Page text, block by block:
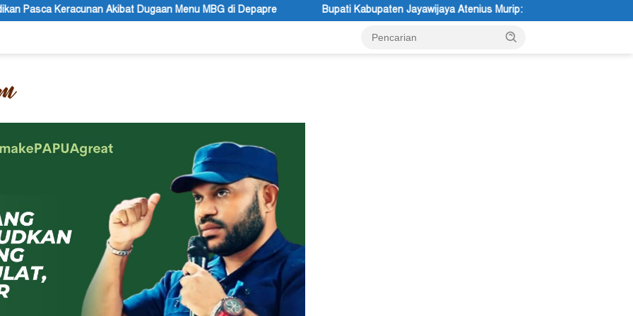
Dugaan Menu MBG di Depapre Bupati Kabupaten Jayawijaya Atenius Murip: Festival Budaya Lembah Baliem Dongkrak UMKM